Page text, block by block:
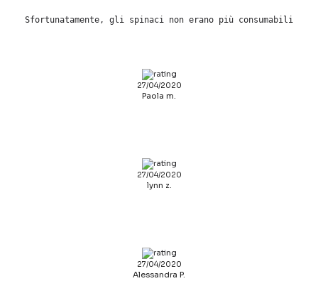
Sfortunatamente, gli spinaci non erano più consumabili
27/04/2020
Paola m.
27/04/2020
lynn z.
27/04/2020
Alessandra P.